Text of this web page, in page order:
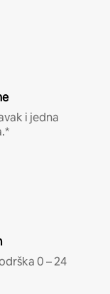
i jedna
0 – 24